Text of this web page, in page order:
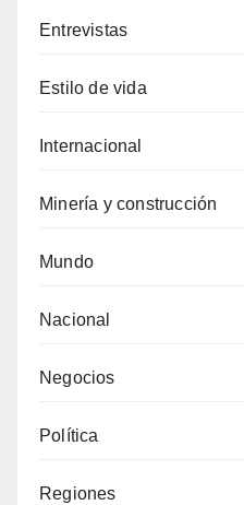
Entrevistas
Estilo de vida
Internacional
Minería y construcción
Mundo
Nacional
Negocios
Política
Regiones